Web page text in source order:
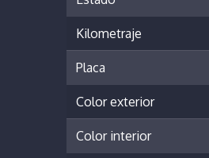
Kilometraje
Placa
Color exterior
Color interior